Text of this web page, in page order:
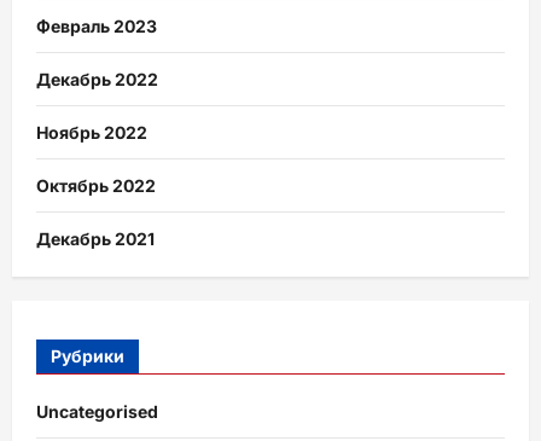
Февраль 2023
Декабрь 2022
Ноябрь 2022
Октябрь 2022
Декабрь 2021
Рубрики
Uncategorised